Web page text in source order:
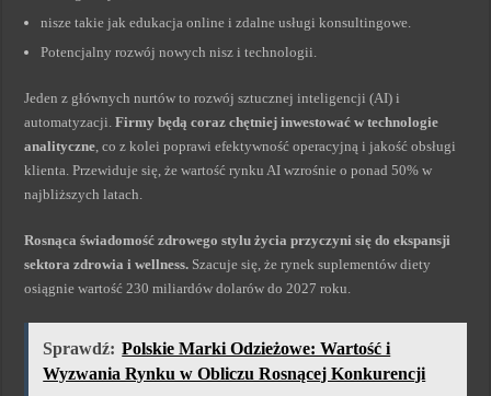
nisze takie jak edukacja online i zdalne usługi konsultingowe.
Potencjalny rozwój nowych nisz i technologii.
Jeden z głównych nurtów to rozwój sztucznej inteligencji (AI) i
automatyzacji.Firmy będą coraz chętniej inwestować w technologie
analityczne, co z kolei poprawi efektywność operacyjną i jakość obsługi
klienta. Przewiduje się, że wartość rynku AI wzrośnie o ponad 50% w
najbliższych latach.
Rosnąca świadomość zdrowego stylu życia przyczyni się do ekspansji
sektora zdrowia i wellness. Szacuje się, że rynek suplementów diety
osiągnie wartość 230 miliardów dolarów do 2027 roku.
Sprawdź: Polskie Marki Odzieżowe: Wartość i
Wyzwania Rynku w Obliczu Rosnącej Konkurencji